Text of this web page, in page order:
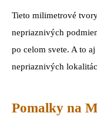
Tieto milimetrové
nepriaznivých
po celom svete. A to
nepriaznivých
Pomalky na